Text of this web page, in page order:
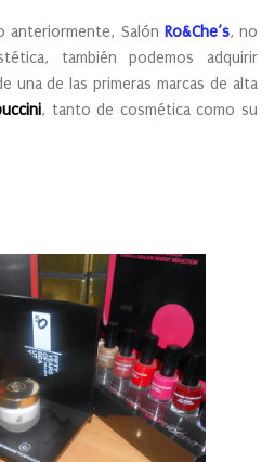
Salón Ro&Che’s, no
también podemos adquirir
una de las primeras marcas de alta
, tanto de cosmética como su